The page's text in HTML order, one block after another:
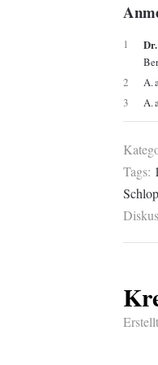
1
2
A.
3
A.
Tags: